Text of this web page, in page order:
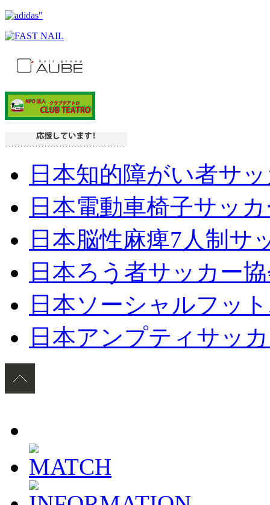
日本知的障がい者サ
日本電動車椅子サッ
日本脳性麻痺7人制サ
日本ろう者サッカー
日本ソーシャルフッ
日本アンプティサッ